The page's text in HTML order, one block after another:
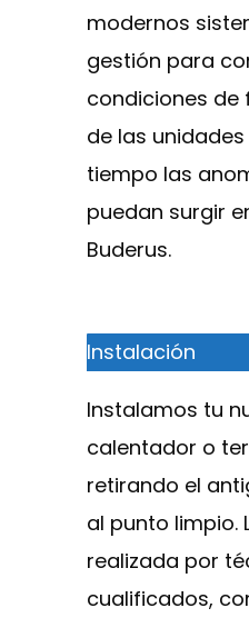
modernos
gestión para
condiciones de
de las
tiempo las
puedan surgir
Buderus.
Instalación
Instalamos tu
calentador o
retirando el
al punto limpio.
realizada por
cualificados,